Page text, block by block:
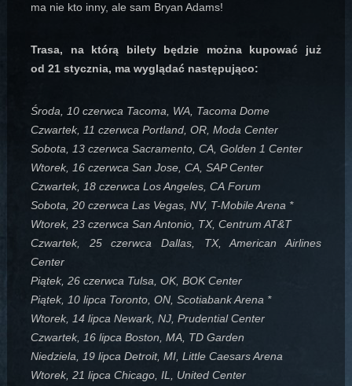
ma nie kto inny, ale sam Bryan Adams!
Trasa, na którą bilety będzie można kupować już
od 21 stycznia, ma wyglądać następująco:
Środa, 10 czerwca Tacoma, WA, Tacoma Dome
Czwartek, 11 czerwca Portland, OR, Moda Center
Sobota, 13 czerwca Sacramento, CA, Golden 1 Center
Wtorek, 16 czerwca San Jose, CA, SAP Center
Czwartek, 18 czerwca Los Angeles, CA Forum
Sobota, 20 czerwca Las Vegas, NV, T-Mobile Arena *
Wtorek, 23 czerwca San Antonio, TX, Centrum AT&T
Czwartek, 25 czerwca Dallas, TX, American Airlines
Center
Piątek, 26 czerwca Tulsa, OK, BOK Center
Piątek, 10 lipca Toronto, ON, Scotiabank Arena *
Wtorek, 14 lipca Newark, NJ, Prudential Center
Czwartek, 16 lipca Boston, MA, TD Garden
Niedziela, 19 lipca Detroit, MI, Little Caesars Arena
Wtorek, 21 lipca Chicago, IL, United Center